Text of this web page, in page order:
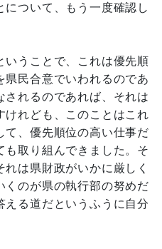
について、もう一度確認し
うことで、これは優先順
民合意でいわれるのであ
されるのであれば、それは
けれども、このことはこれ
て、優先順位の高い仕事だ
も取り組んできました。そ
は県財政がいかに厳しく
くのが県の執行部の努めだ
える道だというふうに自分